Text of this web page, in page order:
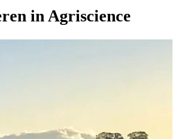
in Agriscience